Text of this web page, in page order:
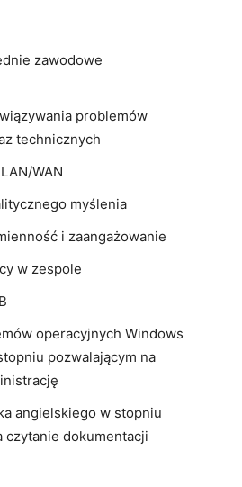
zawodowe
problemów
technicznych
WAN
myślenia
i zaangażowanie
w zespole
operacyjnych Windows
pozwalającym na
angielskiego w stopniu
czytanie dokumentacji